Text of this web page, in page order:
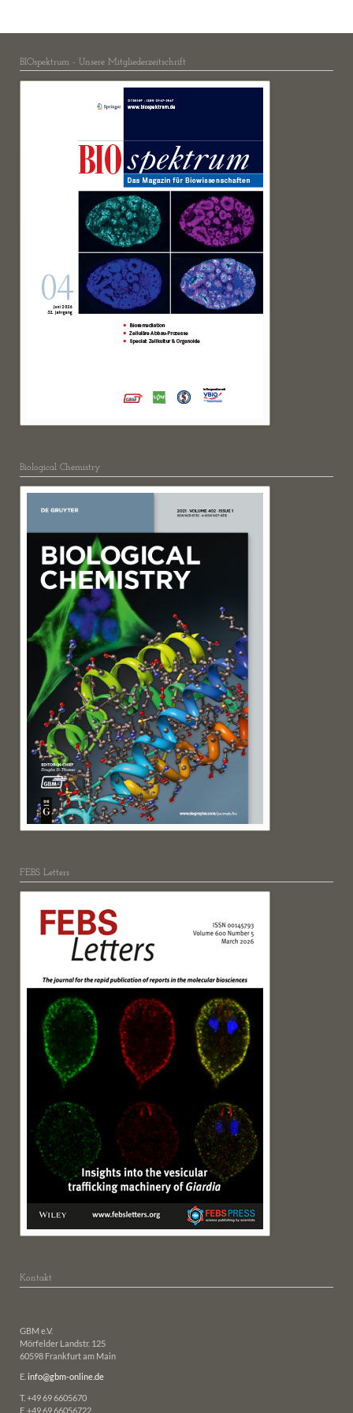
BIOspektrum - Unsere Mitgliederzeitschrift
Biological Chemistry
FEBS Letters
Kontakt
GBM e.V.
Mörfelder Landstr. 125
60598 Frankfurt am Main
E. info@gbm-online.de
T. +49 69 6605670
F. +49 69 66056722